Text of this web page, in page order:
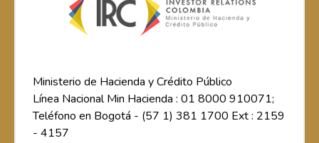
Ministerio de Hacienda y Crédito Público
Línea Nacional Min Hacienda : 01 8000 910071;
Teléfono en Bogotá - (57 1) 381 1700 Ext : 2159
- 4157